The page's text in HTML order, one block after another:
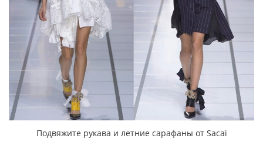
Подвяжите рукава и летние сарафаны от Sacai